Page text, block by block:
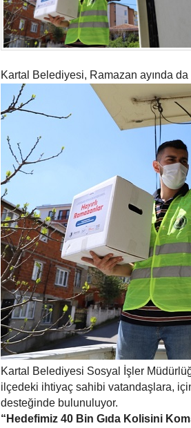
Kartal Belediyesi, Ramazan ayında
Kartal Belediyesi Sosyal İşler
ilçedeki ihtiyaç sahibi vatandaşlara,
desteğinde bulunuluyor.
“Hedefimiz 40 Bin Gıda Kolisini